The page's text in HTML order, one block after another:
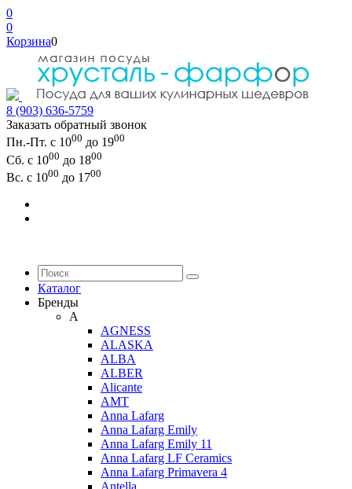
0
0
Корзина0
8 (903) 636-5759
Заказать обратный звонок
Пн.-Пт. с 1000 до 1900
Сб. с 1000 до 1800
Вс. с 1000 до 1700
Каталог
Бренды
A
AGNESS
ALASKA
ALBA
ALBER
Alicante
AMT
Anna Lafarg
Anna Lafarg Emily
Anna Lafarg Emily 11
Anna Lafarg LF Ceramics
Anna Lafarg Primavera 4
Antella